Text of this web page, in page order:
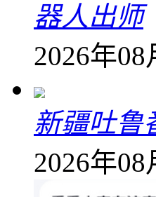
器人出师
2026年08
新疆吐鲁
2026年08